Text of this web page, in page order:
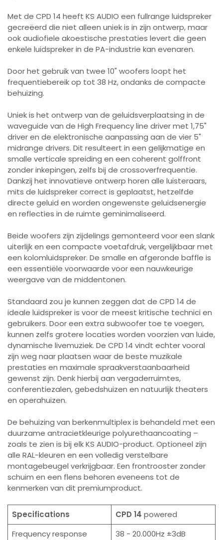
Met de CPD 14 heeft KS AUDIO een fullrange luidspreker
gecreëerd die niet alleen uniek is in zijn ontwerp, maar
ook audiofiele akoestische prestaties levert die geen
enkele luidspreker in de PA-industrie kan evenaren.
Door het gebruik van twee 10" woofers loopt het
frequentiebereik op tot 38 Hz, ondanks de compacte
behuizing.
Uniek is het ontwerp van de geluidsverplaatsing in de
waveguide van de High Frequency line driver met 1,75"
driver en de elektronische aanpassing aan de vier 5"
midrange drivers. Dit resulteert in een gelijkmatige en
smalle verticale spreiding en een coherent golffront
zonder inkepingen, zelfs bij de crossoverfrequentie.
Dankzij het innovatieve ontwerp horen alle luisteraars,
mits de luidspreker correct is geplaatst, hetzelfde
directe geluid en worden ongewenste geluidsenergie
en reflecties in de ruimte geminimaliseerd.
Beide woofers zijn zijdelings gemonteerd voor een slank
uiterlijk en een compacte voetafdruk, vergelijkbaar met
een kolomluidspreker. De smalle en afgeronde baffle is
een essentiële voorwaarde voor een nauwkeurige
weergave van de middentonen.
Standaard zou je kunnen zeggen dat de CPD 14 de
ideale luidspreker is voor de meest kritische technici en
gebruikers. Door een extra subwoofer toe te voegen,
kunnen zelfs grotere locaties worden voorzien van luide,
dynamische livemuziek. De CPD 14 vindt echter vooral
zijn weg naar plaatsen waar de beste muzikale
prestaties en maximale spraakverstaanbaarheid
gewenst zijn. Denk hierbij aan vergaderruimtes,
conferentiezalen, gebedshuizen en natuurlijk theaters
en operahuizen.
De behuizing van berkenmultiplex is behandeld met een
duurzame antracietkleurige polyurethaancoating –
zoals te zien is bij elk KS AUDIO-product. Optioneel zijn
alle RAL-kleuren en een volledig verstelbare
montagebeugel verkrijgbaar. Een frontrooster zonder
schuim en een flens behoren eveneens tot de
kenmerken van dit premiumproduct.
Specifications CPD 14 powered
Frequency response
38 - 20.000Hz ±3dB